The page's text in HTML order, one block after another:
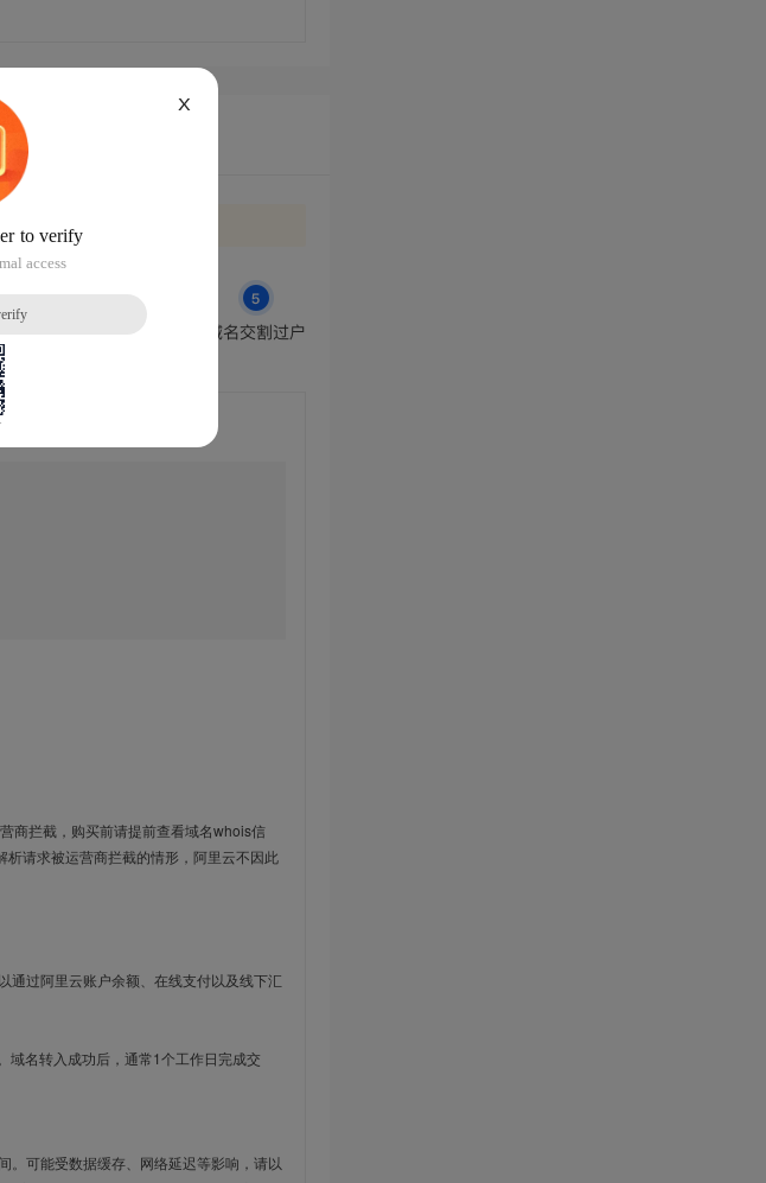
商拦截，购买前请提前查看域名whois信
请求被运营商拦截的情形，阿里云不因此
通过阿里云账户余额、在线支付以及线下汇
域名转入成功后，通常1个工作日完成交
。可能受数据缓存、网络延迟等影响，请以
X